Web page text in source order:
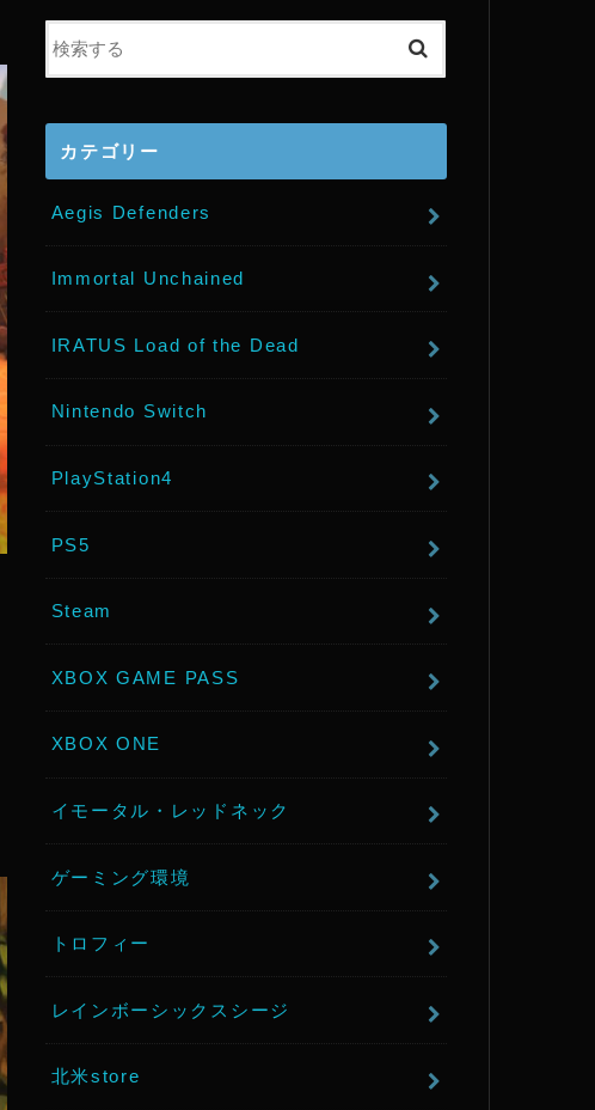
e
カテゴリー
Aegis Defenders
Immortal Unchained
IRATUS Load of the Dead
Nintendo Switch
PlayStation4
PS5
Steam
XBOX GAME PASS
XBOX ONE
イモータル・レッドネック
ゲーミング環境
トロフィー
レインボーシックスシージ
北米store